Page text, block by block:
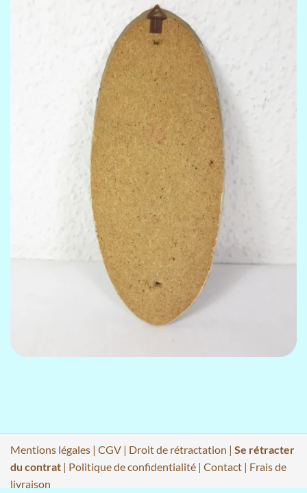
Mentions légales | CGV | Droit de rétractation | Se rétracter
du contrat | Politique de confidentialité | Contact | Frais de
livraison